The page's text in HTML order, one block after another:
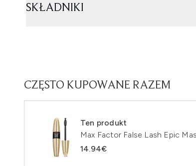
SKŁADNIKI
CZĘSTO KUPOWANE RAZEM
Ten produkt
Max Factor False Lash Epic
14.94€